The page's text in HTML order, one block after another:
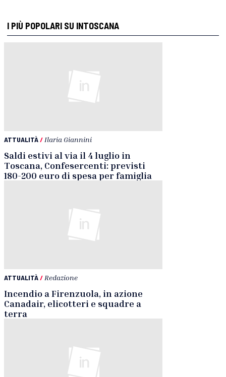
I PIÙ POPOLARI SU INTOSCANA
ATTUALITÀ/ Ilaria Giannini
Saldi estivi al via il 4 luglio in
Toscana, Confesercenti: previsti
180-200 euro di spesa per famiglia
ATTUALITÀ/Redazione
Incendio a Firenzuola, in azione
Canadair, elicotteri e squadre a
terra